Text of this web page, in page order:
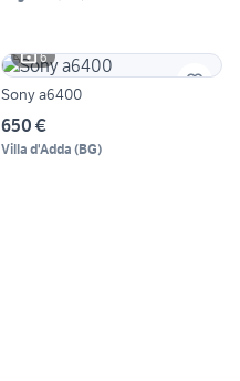
6
Sony a6400
650 €
Villa d'Adda (BG)